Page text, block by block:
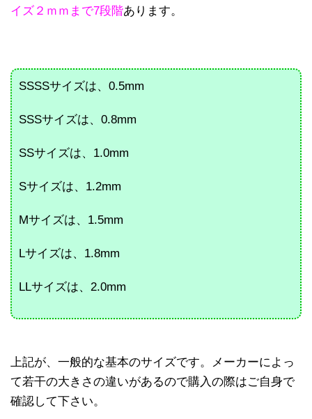
イズ２ｍｍまで7段階あります。
SSSSサイズは、0.5mm
SSSサイズは、0.8mm
SSサイズは、1.0mm
Sサイズは、1.2mm
Mサイズは、1.5mm
Lサイズは、1.8mm
LLサイズは、2.0mm
上記が、一般的な基本のサイズです。メーカーによっ
て若干の大きさの違いがあるので購入の際はご自身で
確認して下さい。